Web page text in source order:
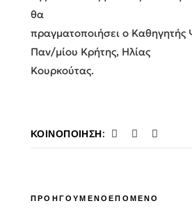
θα
πραγματοποιήσει ο Καθηγητής
Παν/μίου Κρήτης, Ηλίας
Κουρκούτας.
ΚΟΙΝΟΠΟΊΗΣΗ:
ΠΡΟΗΓΟΥΜΕΝΟΕΠΟΜΕΝΟ